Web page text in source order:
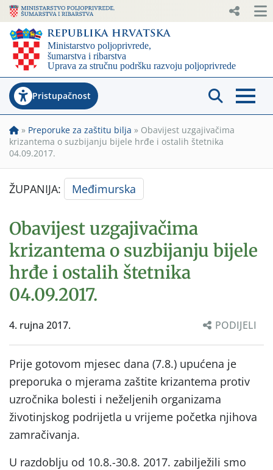
Pristupačnost
» Preporuke za zaštitu bilja » Obavijest uzgajivačima
krizantema o suzbijanju bijele hrđe i ostalih štetnika
04.09.2017.
ŽUPANIJA: Međimurska
Obavijest uzgajivačima
krizantema o suzbijanju bijele
hrđe i ostalih štetnika
04.09.2017.
4. rujna 2017. PODIJELI
Prije gotovom mjesec dana (7.8.) upućena je
preporuka o mjerama zaštite krizantema protiv
uzročnika bolesti i neželjenih organizama
životinjskog podrijetla u vrijeme početka njihova
zamračivanja.
U razdoblju od 10.8.-30.8. 2017. zabilježili smo